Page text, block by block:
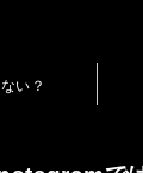
い？